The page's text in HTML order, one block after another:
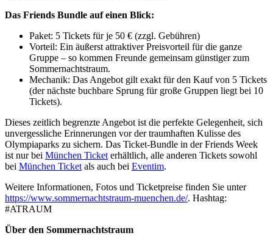
Das Friends Bundle auf einen Blick:
Paket: 5 Tickets für je 50 € (zzgl. Gebühren)
Vorteil: Ein äußerst attraktiver Preisvorteil für die ganze
Gruppe – so kommen Freunde gemeinsam günstiger zum
Sommernachtstraum.
Mechanik: Das Angebot gilt exakt für den Kauf von 5 Tickets
(der nächste buchbare Sprung für große Gruppen liegt bei 10
Tickets).
Dieses zeitlich begrenzte Angebot ist die perfekte Gelegenheit, sich
unvergessliche Erinnerungen vor der traumhaften Kulisse des
Olympiaparks zu sichern. Das Ticket-Bundle in der Friends Week
ist nur bei München Ticket erhältlich, alle anderen Tickets sowohl
bei München Ticket als auch bei Eventim.
Weitere Informationen, Fotos und Ticketpreise finden Sie unter
https://www.sommernachtstraum-muenchen.de/. Hashtag:
#ATRAUM
Über den Sommernachtstraum